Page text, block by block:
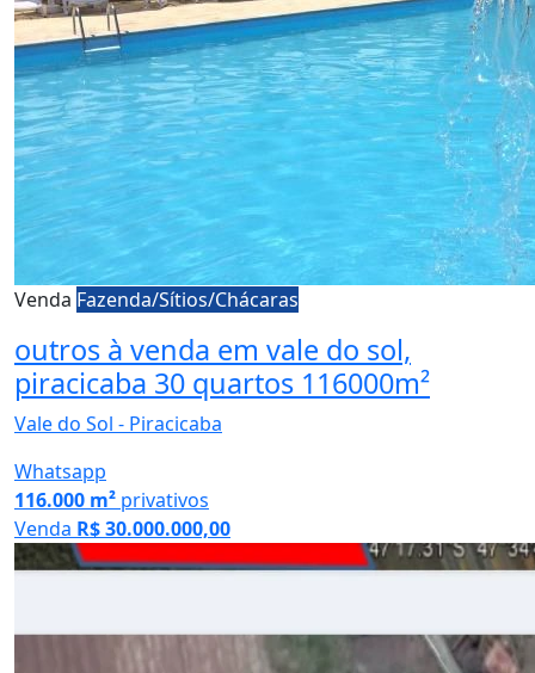
Venda Fazenda/Sítios/Chácaras
outros à venda em vale do sol,
piracicaba 30 quartos 116000m²
Vale do Sol - Piracicaba
Whatsapp
116.000 m² privativos
Venda R$ 30.000.000,00